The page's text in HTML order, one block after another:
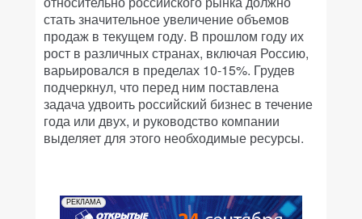
стать значительное увеличение объемов
продаж в текущем году. В прошлом году их
рост в различных странах, включая Россию,
варьировался в пределах 10-15%. Грудев
подчеркнул, что перед ним поставлена
задача удвоить российский бизнес в течение
года или двух, и руководство компании
выделяет для этого необходимые ресурсы.
РЕКЛАМА